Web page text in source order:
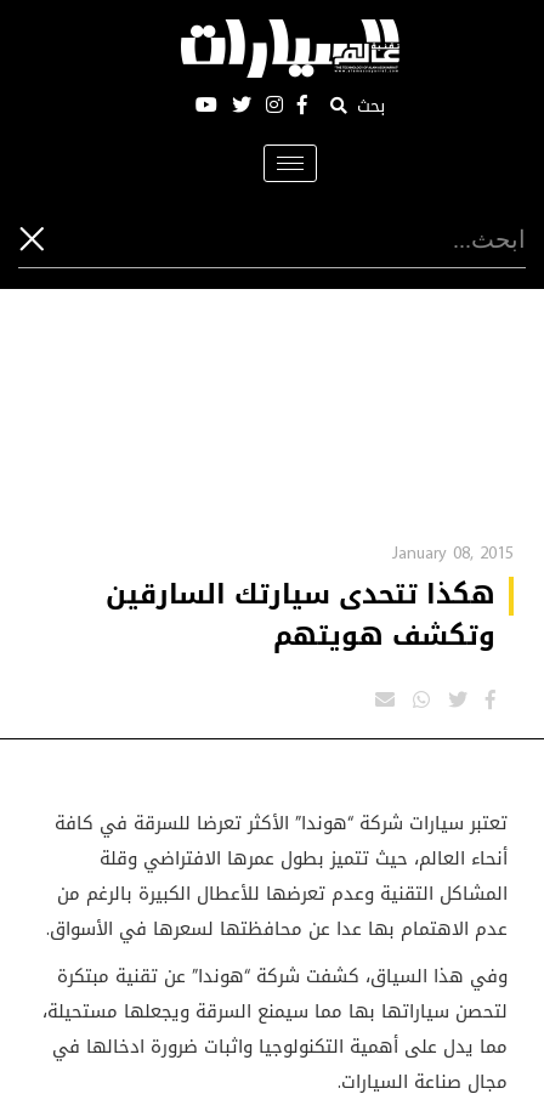
بحث
Toggle
navigation
January 08, 2015
هكذا تتحدى سيارتك السارقين
وتكشف هويتهم
تعتبر سيارات شركة “هوندا” الأكثر تعرضا للسرقة في كافة
أنحاء العالم، حيث تتميز بطول عمرها الافتراضي وقلة
المشاكل التقنية وعدم تعرضها للأعطال الكبيرة بالرغم من
عدم الاهتمام بها عدا عن محافظتها لسعرها في الأسواق.
وفي هذا السياق، كشفت شركة “هوندا” عن تقنية مبتكرة
لتحصن سياراتها بها مما سيمنع السرقة ويجعلها مستحيلة،
مما يدل على أهمية التكنولوجيا واثبات ضرورة ادخالها في
مجال صناعة السيارات.